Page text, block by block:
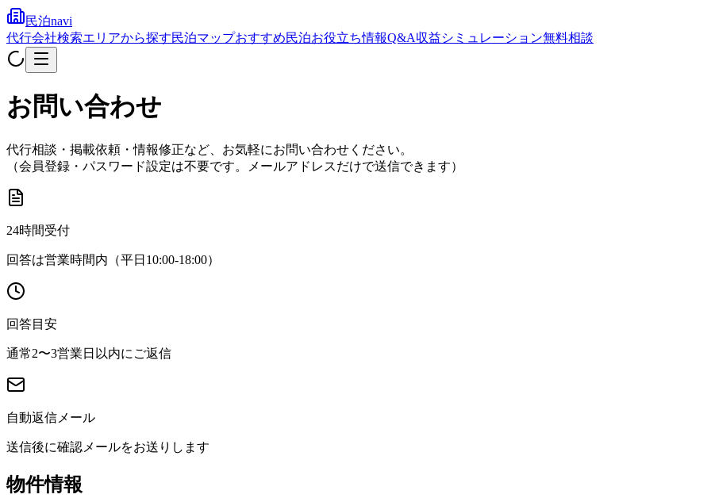
民泊navi
代行会社検索エリアから探す民泊マップおすすめ民泊お役立ち情報Q&A収益シミュレーション無料相談
お問い合わせ
代行相談・掲載依頼・情報修正など、お気軽にお問い合わせください。
（会員登録・パスワード設定は不要です。メールアドレスだけで送信できます）
24時間受付
回答は営業時間内（平日10:00-18:00）
回答目安
通常2〜3営業日以内にご返信
自動返信メール
送信後に確認メールをお送りします
物件情報